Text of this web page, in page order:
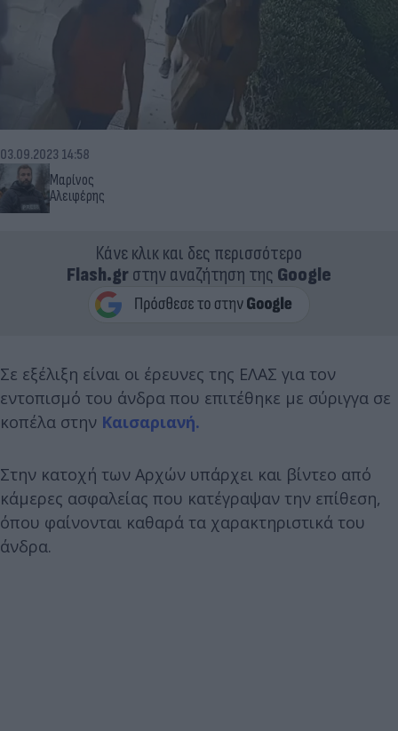
Μαρίνος
Αλειφέρης
03.09.2023 14:58
Κάνε κλικ και δες περισσότερο
Flash.grστην αναζήτηση της Google
Σε εξέλιξη είναι οι έρευνες της ΕΛΑΣ για τον
εντοπισμό του άνδρα που επιτέθηκε με σύριγγα σε
κοπέλα στην Καισαριανή.
Στην κατοχή των Αρχών υπάρχει και βίντεο από
κάμερες ασφαλείας που κατέγραψαν την επίθεση,
όπου φαίνονται καθαρά τα χαρακτηριστικά του
άνδρα.